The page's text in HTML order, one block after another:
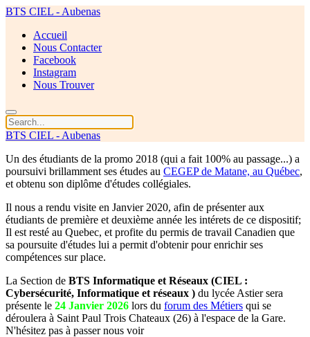
BTS CIEL - Aubenas
Accueil
Nous Contacter
Facebook
Instagram
Nous Trouver
BTS CIEL - Aubenas
Un des étudiants de la promo 2018 (qui a fait 100% au passage...) a
poursuivi brillamment ses études au CEGEP de Matane, au Québec,
et obtenu son diplôme d'études collégiales.
Il nous a rendu visite en Janvier 2020, afin de présenter aux
étudiants de première et deuxième année les intérets de ce dispositif;
Il est resté au Quebec, et profite du permis de travail Canadien que
sa poursuite d'études lui a permit d'obtenir pour enrichir ses
compétences sur place.
La Section de BTS Informatique et Réseaux (CIEL :
Cybersécurité, Informatique et réseaux ) du lycée Astier sera
présente le 24 Janvier 2026 lors du forum des Métiers qui se
déroulera à Saint Paul Trois Chateaux (26) à l'espace de la Gare.
N'hésitez pas à passer nous voir